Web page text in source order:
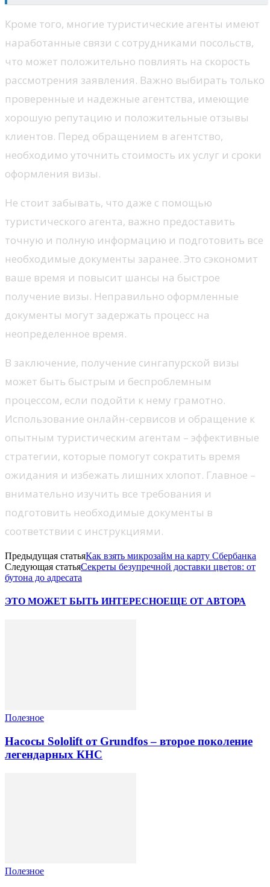
Кроме того, многие туристические агенты имеют
наработанные связи с сотрудниками посольств,
что может положительно повлиять на скорость
рассмотрения заявления. Важно выбирать только
проверенные и надежные агентства, имеющие
хорошую репутацию и положительные отзывы
клиентов. Перед обращением в агентство,
необходимо уточнить стоимость их услуг и сроки
оформления визы.
Не стоит забывать, что даже с помощью
туристического агента, важно предоставить
точную и полную информацию и подготовить все
необходимые документы заранее. Это сэкономит
ваше время и повысит шансы на быстрое
получение визы. Неправильно оформленные
документы могут задержать процесс на
неопределенное время.
В заключение, получение сингапурской визы
может быть быстрым и беспроблемным
процессом, если подойти к нему грамотно.
Использование онлайн-сервисов и обращение к
опытным туристическим агентам – эффективные
стратегии, которые помогут сократить время
ожидания и избежать лишних хлопот. Главное –
внимательно изучить все требования и
подготовить необходимые документы в
соответствии с инструкциями.
Предыдущая статьяКак взять микрозайм на карту Сбербанка
Следующая статьяСекреты безупречной доставки цветов: от
бутона до адресата
ЭТО МОЖЕТ БЫТЬ ИНТЕРЕСНОЕЩЕ ОТ АВТОРА
Полезное
Насосы Sololift от Grundfos – второе поколение
легендарных КНС
Полезное